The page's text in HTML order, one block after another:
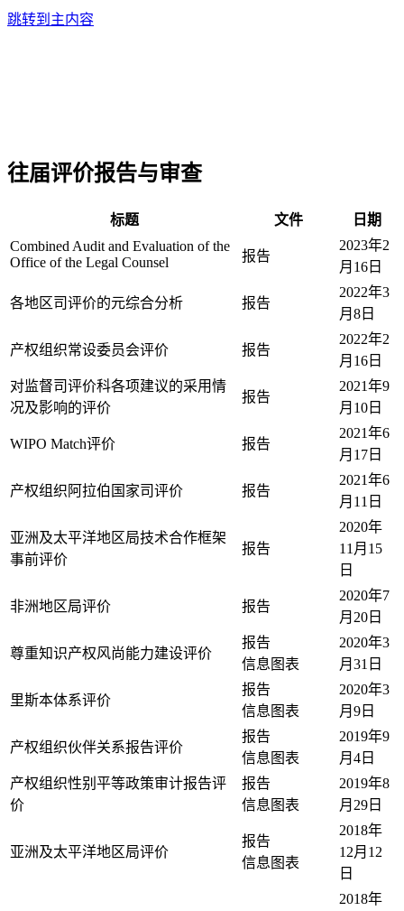
跳转到主内容
往届评价报告与审查
标题 文件
日期
Combined Audit and Evaluation of the
Office of the Legal Counsel
报告
2023年2
月16日
各地区司评价的元综合分析 报告
2022年3
月8日
产权组织常设委员会评价 报告
2022年2
月16日
对监督司评价科各项建议的采用情
况及影响的评价
报告
2021年9
月10日
WIPO Match评价 报告
2021年6
月17日
产权组织阿拉伯国家司评价 报告
2021年6
月11日
亚洲及太平洋地区局技术合作框架
事前评价
报告
2020年
11月15
日
非洲地区局评价 报告
2020年7
月20日
尊重知识产权风尚能力建设评价
报告
信息图表
2020年3
月31日
里斯本体系评价
报告
信息图表
2020年3
月9日
产权组织伙伴关系报告评价
报告
信息图表
2019年9
月4日
产权组织性别平等政策审计报告评
价
报告
信息图表
2019年8
月29日
亚洲及太平洋地区局评价
报告
信息图表
2018年
12月12
日
2018年